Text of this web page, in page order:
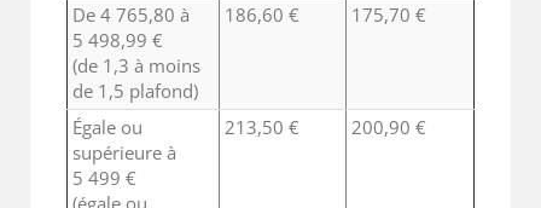
De 4 765,80 à
5 498,99 €
(de 1,3 à moins
de 1,5 plafond)
186,60 € 175,70 €
Égale ou
supérieure à
5 499 €
(égale ou
213,50 € 200,90 €